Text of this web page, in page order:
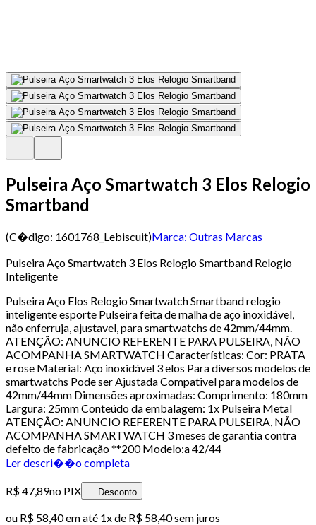
Pulseira Aço Smartwatch 3 Elos Relogio
Smartband
(C�digo: 1601768_Lebiscuit)Marca: Outras Marcas
Pulseira Aço Smartwatch 3 Elos Relogio Smartband Relogio
Inteligente
Pulseira Aço Elos Relogio Smartwatch Smartband relogio
inteligente esporte Pulseira feita de malha de aço inoxidável,
não enferruja, ajustavel, para smartwatchs de 42mm/44mm.
ATENÇÃO: ANUNCIO REFERENTE PARA PULSEIRA, NÃO
ACOMPANHA SMARTWATCH Características: Cor: PRATA
e rose Material: Aço inoxidável 3 elos Para diversos modelos de
smartwatchs Pode ser Ajustada Compativel para modelos de
42mm/44mm Dimensões aproximadas: Comprimento: 180mm
Largura: 25mm Conteúdo da embalagem: 1x Pulseira Metal
ATENÇÃO: ANUNCIO REFERENTE PARA PULSEIRA, NÃO
ACOMPANHA SMARTWATCH 3 meses de garantia contra
defeito de fabricação **200 Modelo:a 42/44
Ler descri��o completa
R$ 47,89no PIX Desconto
ou R$ 58,40em até 1x de R$ 58,40sem juros